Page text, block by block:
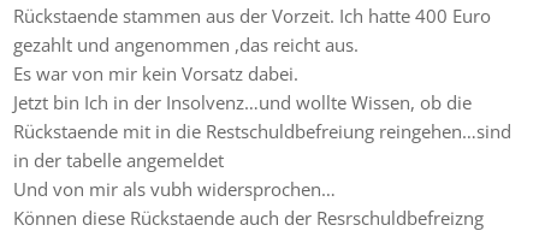
Rückstaende stammen aus der Vorzeit. Ich hatte 400 Euro
gezahlt und angenommen ,das reicht aus.
Es war von mir kein Vorsatz dabei.
Jetzt bin Ich in der Insolvenz…und wollte Wissen, ob die
Rückstaende mit in die Restschuldbefreiung reingehen…sind
in der tabelle angemeldet
Und von mir als vubh widersprochen…
Können diese Rückstaende auch der Resrschuldbefreizng